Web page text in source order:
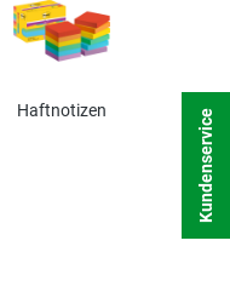
Haftnotizen Kundenservice